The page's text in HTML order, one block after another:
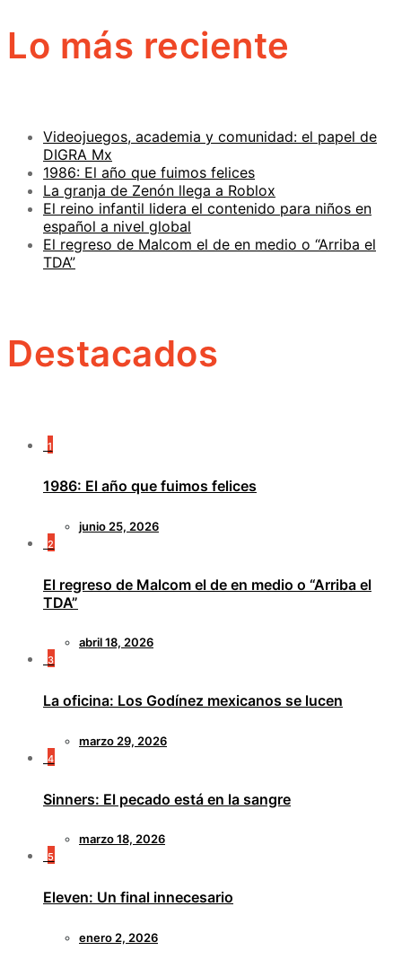
Lo más reciente
Videojuegos, academia y comunidad: el papel de
DIGRA Mx
1986: El año que fuimos felices
La granja de Zenón llega a Roblox
El reino infantil lidera el contenido para niños en
español a nivel global
El regreso de Malcom el de en medio o “Arriba el
TDA”
Destacados
1
1986: El año que fuimos felices
junio 25, 2026
2
El regreso de Malcom el de en medio o “Arriba el
TDA”
abril 18, 2026
3
La oficina: Los Godínez mexicanos se lucen
marzo 29, 2026
4
Sinners: El pecado está en la sangre
marzo 18, 2026
5
Eleven: Un final innecesario
enero 2, 2026